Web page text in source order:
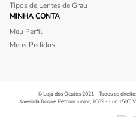
Tipos de Lentes de Grau
MINHA CONTA
Meu Perfil
Meus Pedidos
© Loja dos Óculos 2021 - Todos os
Avenida Roque Petroni Junior, 1089 - Luc